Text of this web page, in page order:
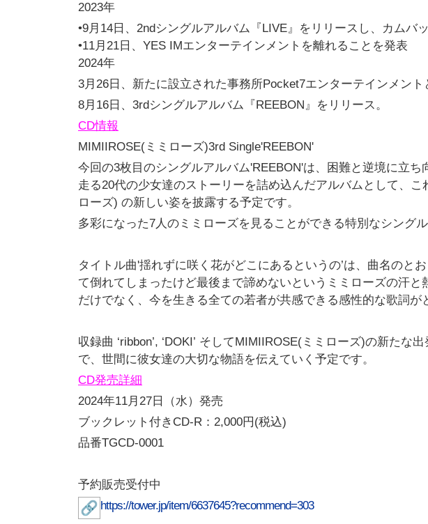
2023年
•9月14日、2ndシングルアルバム『LIVE』
をリリースし、カムバッ
•11月21日、YES IMエンターテインメントを離れることを発表
2024年
3月26日、 新たに設立された事務所Pocket7エンターテインメント
8月16日、3rdシングルアルバム『REEBON』
をリリース。
CD情報
MIMIIROSE(ミミローズ)3rd Single'REEBON'
今回の3枚目のシングルアルバム'REEBON'は、
困難と逆境に立ち
走る20代の少女達のストーリーを詰め込んだアルバムとして、
こ
ローズ) の新しい姿を披露する予定です。
多彩になった7人のミミローズを見ることができる特別なシングル
タイトル曲'揺れずに咲く花がどこにあるというの’は、 曲名のとお
て倒れてしまったけど最後まで諦めないというミミローズの汗と
だけでなく、 今を生きる全ての若者が共感できる感性的な歌詞が
収録曲 ‘ribbon’, ‘DOKI’ そしてMIMIIROSE(ミミローズ)の新たな出
で、 世間に彼女達の大切な物語を伝えていく予定です。
CD発売詳細
2024年11月27日（水）発売
ブックレット付きCD-R：2,000円(税込)
品番TGCD-0001
予約販売受付中
https://tower.jp/item/6637645?recommend=303